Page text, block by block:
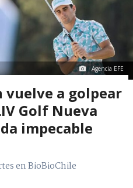
Agencia EFE
vuelve a golpear
Golf Nueva
impecable
en BioBioChile